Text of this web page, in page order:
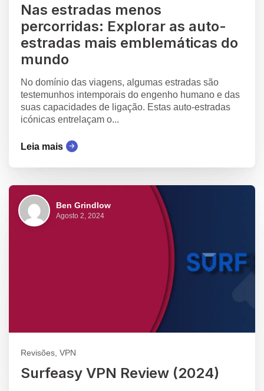
Nas estradas menos
percorridas: Explorar as auto-
estradas mais emblemáticas do
mundo
No domínio das viagens, algumas estradas são
testemunhos intemporais do engenho humano e das
suas capacidades de ligação. Estas auto-estradas
icónicas entrelaçam o...
Leia mais
Ben Grindlow
Agosto 2, 2024
Revisões, VPN
Surfeasy VPN Review (2024)